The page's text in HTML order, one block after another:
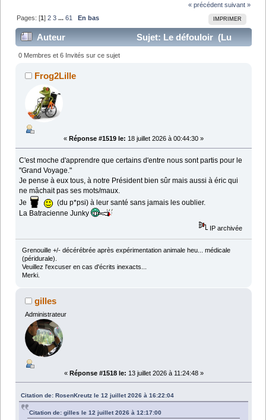
« précédent suivant »
IMPRIMER
Pages: [1]2 3 ...61 En bas
Auteur
Sujet: Le défouloir (Lu
1285837 fois)
0 Membres et 6 Invités sur ce sujet
Frog2Lille
« Réponse #1519 le: 18 juillet 2026 à 00:44:30 »
C'est moche d'apprendre que certains d'entre nous sont partis pour le
"Grand Voyage."
Je pense à eux tous, à notre Président bien sûr mais aussi à éric qui
ne mâchait pas ses mots/maux.
Je
(du p*psi) à leur santé sans jamais les oublier.
La Batracienne Junky
IP archivée
Grenouille +/- décérébrée après expérimentation animale heu... médicale
(péridurale).
Veuillez l'excuser en cas d'écrits inexacts...
Merki.
gilles
Administrateur
« Réponse #1518 le: 13 juillet 2026 à 11:24:48 »
Citation de: RosenKreutz le 12 juillet 2026 à 16:22:04
Citation de: gilles le 12 juillet 2026 à 12:17:00